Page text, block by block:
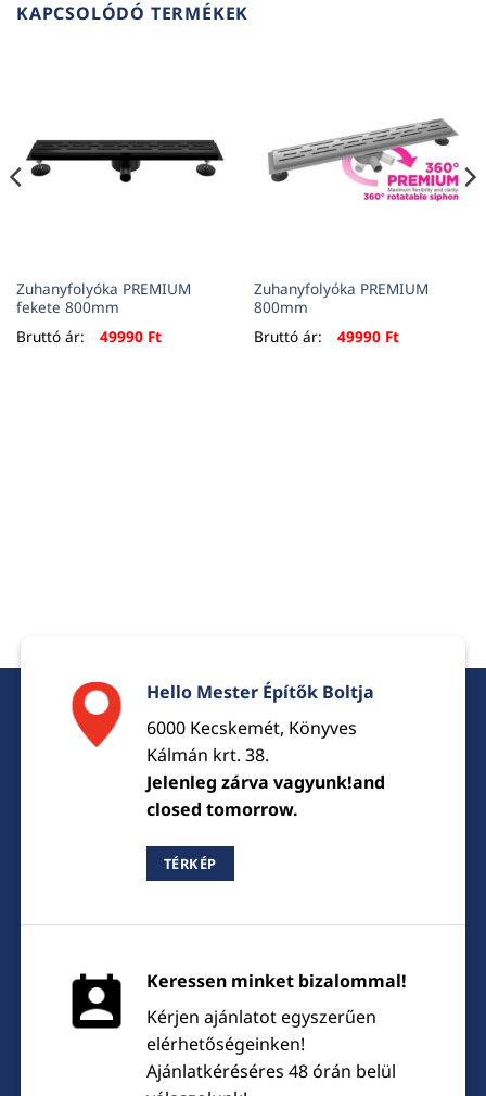
KAPCSOLÓDÓ TERMÉKEK
Zuhanyfolyóka PREMIUM
fekete 800mm
Bruttó ár:
49990 Ft
Zuhanyfolyóka PREMIUM
800mm
Bruttó ár:
49990 Ft
Hello Mester Építők Boltja
6000 Kecskemét, Könyves
Kálmán krt. 38.
Jelenleg zárva vagyunk!and
closed tomorrow.
TÉRKÉP
Keressen minket bizalommal!
Kérjen ajánlatot egyszerűen
elérhetőségeinken!
Ajánlatkéréséres 48 órán belül